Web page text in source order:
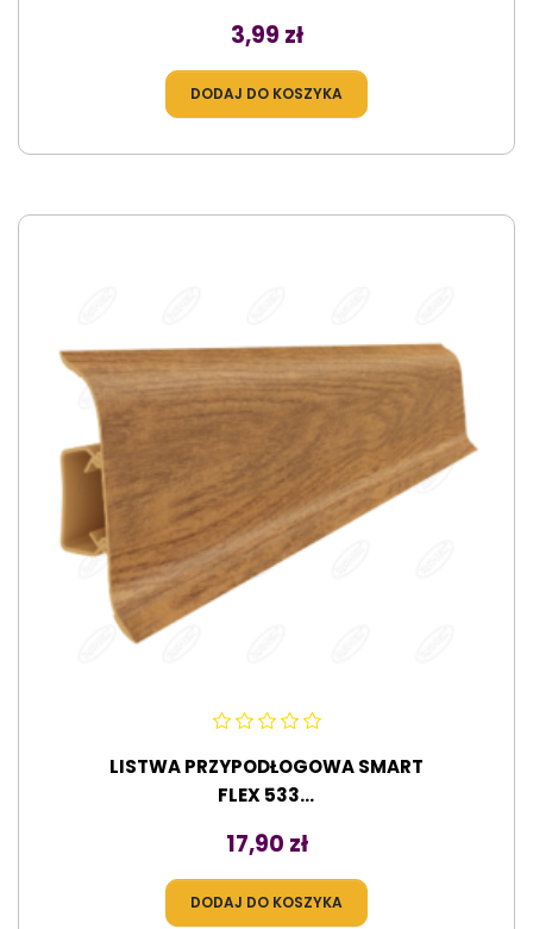
Cena
3,99 zł
DODAJ DO KOSZYKA
LISTWA PRZYPODŁOGOWA SMART
FLEX 533...
Cena
17,90 zł
DODAJ DO KOSZYKA